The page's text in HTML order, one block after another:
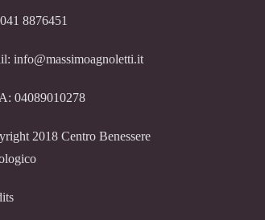
8876451
info@massimoagnoletti.it
04089010278
2018 Centro Benessere